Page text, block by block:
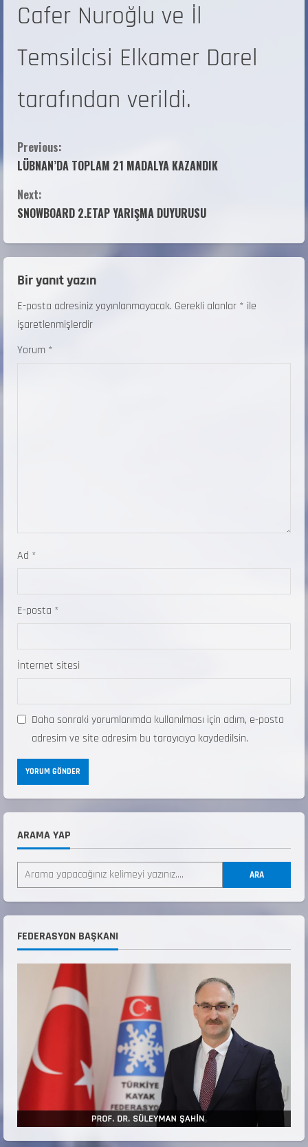
Cafer Nuroğlu ve İl
Temsilcisi Elkamer Darel
tarafından verildi.
Previous:
LÜBNAN’DA TOPLAM 21 MADALYA KAZANDIK
Next:
SNOWBOARD 2.ETAP YARIŞMA DUYURUSU
Bir yanıt yazın
E-posta adresiniz yayınlanmayacak. Gerekli alanlar * ile
işaretlenmişlerdir
Yorum *
Ad *
E-posta *
İnternet sitesi
Daha sonraki yorumlarımda kullanılması için adım, e-posta
adresim ve site adresim bu tarayıcıya kaydedilsin.
ARAMA YAP
ARA
FEDERASYON BAŞKANI
2
ŞAMPİYONASI
22 Temmuz 2026
3
ŞAMPİYONASI GÖREVLİ LİSTESİ
Teknik Kurul ve Alt Kurul Üyelerimiz
Belirlendi
18 Temmuz 2026
5
KAYAKLI KOŞU VE BİATHLON 3.KADEME
ANTRENÖRLÜK KURSU DUYURUSU
12 Temmuz 2026
Millî Savunma Bakanlığı Kara, Deniz ve Hava